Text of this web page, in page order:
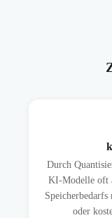
Durch
KI-Modelle oft
oder